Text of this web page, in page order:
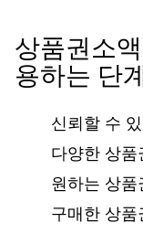
상품권소
용하는 단
신뢰할 수
다양한 상품
원하는 상품
구매한 상품